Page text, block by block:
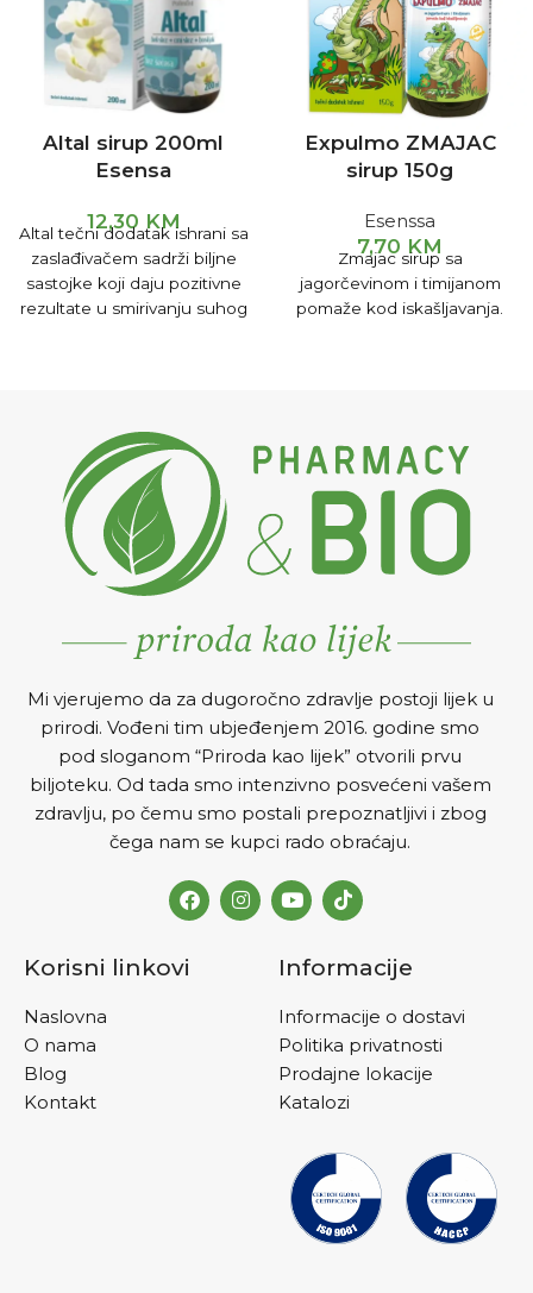
Altal sirup 200ml
Esensa
12,30 KM
Altal tečni dodatak ishrani sa
zaslađivačem sadrži biljne
sastojke koji daju pozitivne
rezultate u smirivanju suhog
Expulmo ZMAJAC
sirup 150g
Esenssa
7,70 KM
Zmajac sirup sa
jagorčevinom i timijanom
pomaže kod iskašljavanja.
Mi vjerujemo da za dugoročno zdravlje postoji lijek u
prirodi. Vođeni tim ubjeđenjem 2016. godine smo
pod sloganom “Priroda kao lijek” otvorili prvu
biljoteku. Od tada smo intenzivno posvećeni vašem
zdravlju, po čemu smo postali prepoznatljivi i zbog
čega nam se kupci rado obraćaju.
Korisni linkovi
Naslovna
O nama
Blog
Kontakt
Informacije
Informacije o dostavi
Politika privatnosti
Prodajne lokacije
Katalozi